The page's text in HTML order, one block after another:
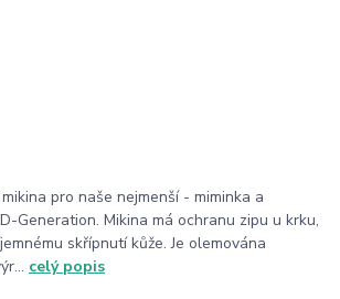
pro naše nejmenší - miminka a
Generation. Mikina má ochranu zipu u krku,
skřípnutí kůže. Je olemována
celý popis